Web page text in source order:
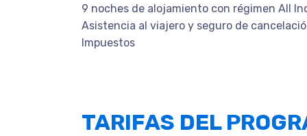
9 noches de alojamiento con régimen All
Asistencia al viajero y seguro de
Impuestos
TARIFAS DEL